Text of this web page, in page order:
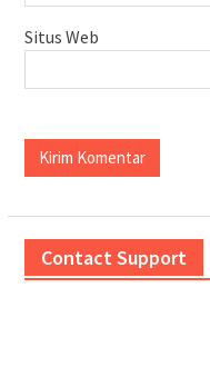
Situs Web
Contact Support